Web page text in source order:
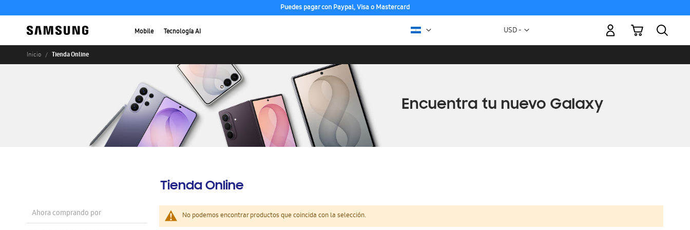
Puedes pagar con Paypal, Visa o Mastercard
Mobile Tecnología AI Moneda
USD -
Mi carrito
Inicio Tienda Online
Tienda Online
No podemos encontrar productos que coincida con la selección.
Ahora comprando por